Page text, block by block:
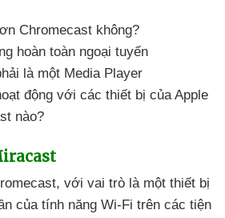
Chromecast không?
hoàn toàn ngoại tuyến
là một Media Player
động với các thiết bị của Apple
nào?
, với vai trò là một thiết bị
của tính năng Wi-Fi trên các tiện